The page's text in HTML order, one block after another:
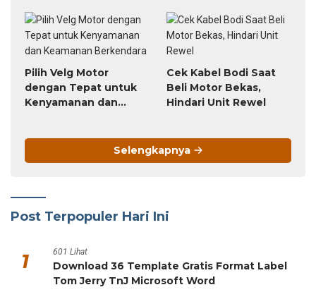
Pilih Velg Motor
dengan Tepat untuk
Kenyamanan dan
Cek Kabel Bodi Saat
Beli Motor Bekas,
Hindari Unit Rewel
Selengkapnya
Post Terpopuler Hari Ini
1 601 Lihat
Download 36 Template Gratis Format Label
Tom Jerry TnJ Microsoft Word